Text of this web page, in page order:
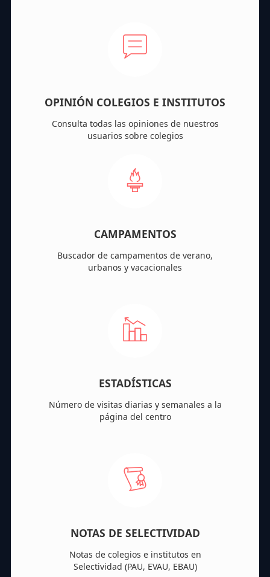
OPINIÓN COLEGIOS E INSTITUTOS
Consulta todas las opiniones de nuestros
usuarios sobre colegios
CAMPAMENTOS
Buscador de campamentos de verano,
urbanos y vacacionales
ESTADÍSTICAS
Número de visitas diarias y semanales a la
página del centro
NOTAS DE SELECTIVIDAD
Notas de colegios e institutos en
Selectividad (PAU, EVAU, EBAU)